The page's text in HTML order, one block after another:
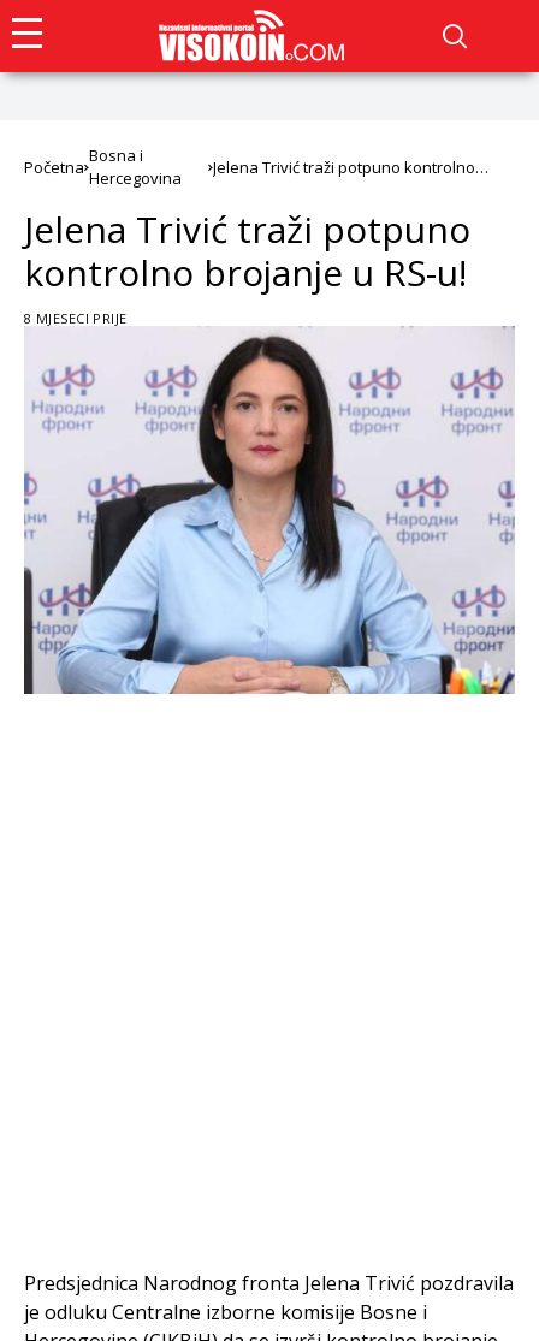
Početna
Bosna i
Hercegovina
Jelena Trivić traži potpuno kontrolno
Jelena Trivić traži potpuno
kontrolno brojanje u RS-u!
8 MJESECI PRIJE
Predsjednica Narodnog fronta Jelena Trivić pozdravila
je odluku Centralne izborne komisije Bosne i